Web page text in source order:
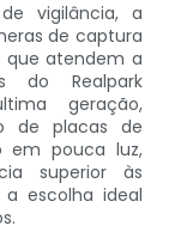
vigilância, a
de captura
que atendem a
do Realpark
geração,
de placas de
em pouca luz,
superior às
a escolha ideal